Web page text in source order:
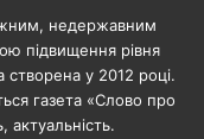
недержавним
підвищення рівня
створена у 2012 році.
газета «Слово про
актуальність.